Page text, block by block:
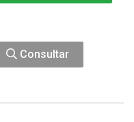
Consultar